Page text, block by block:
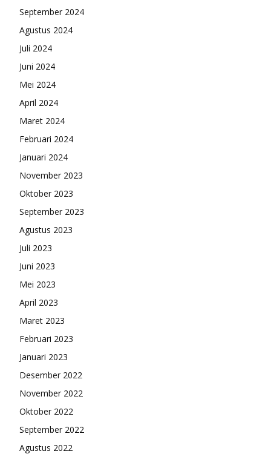
September 2024
Agustus 2024
Juli 2024
Juni 2024
Mei 2024
April 2024
Maret 2024
Februari 2024
Januari 2024
November 2023
Oktober 2023
September 2023
Agustus 2023
Juli 2023
Juni 2023
Mei 2023
April 2023
Maret 2023
Februari 2023
Januari 2023
Desember 2022
November 2022
Oktober 2022
September 2022
Agustus 2022